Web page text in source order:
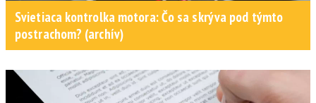
Svietiaca kontrolka motora: Čo sa skrýva pod týmto
postrachom? (archív)